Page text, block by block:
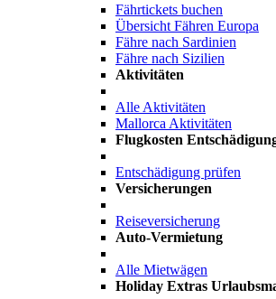
Fährtickets buchen
Übersicht Fähren Europa
Fähre nach Sardinien
Fähre nach Sizilien
Aktivitäten
Alle Aktivitäten
Mallorca Aktivitäten
Flugkosten
Entschädigung prüfen
Versicherungen
Reiseversicherung
Auto-Vermietung
Alle Mietwägen
Holiday Extras